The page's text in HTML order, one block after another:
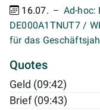
16.07.
Ad-hoc:
DE000A1TNUT7 /
für das
Quotes
Geld (09:42)
Brief (09:43)